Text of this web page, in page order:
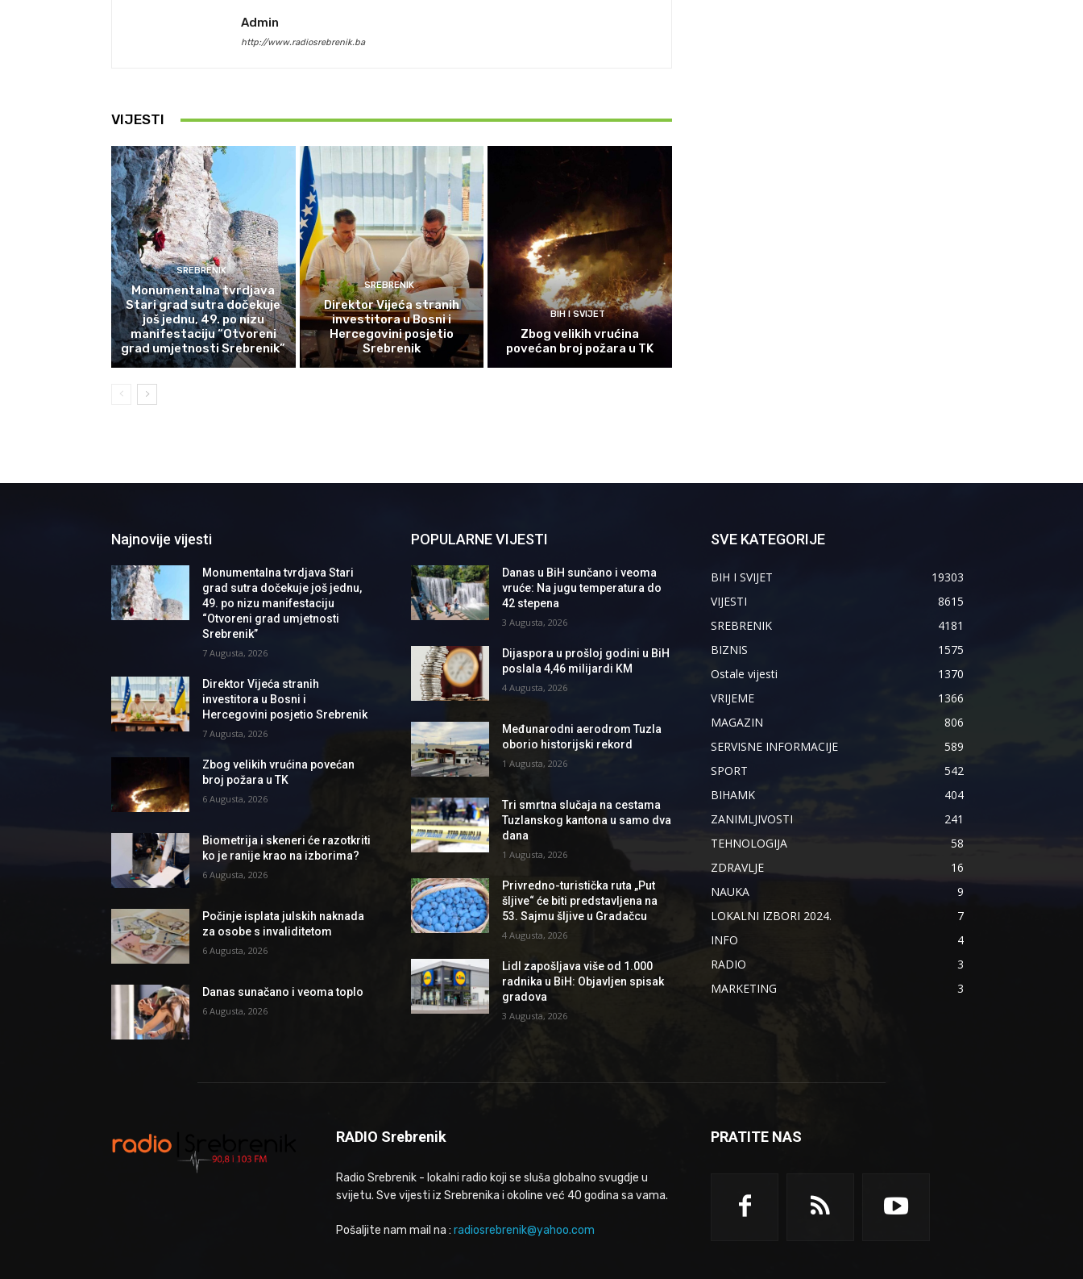
Admin
http://www.radiosrebrenik.ba
VIJESTI
SREBRENIK
Monumentalna tvrdjava
Stari grad sutra dočekuje
još jednu, 49. po nizu
manifestaciju “Otvoreni
grad umjetnosti Srebrenik”
SREBRENIK
Direktor Vijeća stranih
investitora u Bosni i
Hercegovini posjetio
Srebrenik
BIH I SVIJET
Zbog velikih vrućina
povećan broj požara u TK
Najnovije vijesti
Monumentalna tvrdjava Stari
grad sutra dočekuje još jednu,
49. po nizu manifestaciju
“Otvoreni grad umjetnosti
Srebrenik”
7 Augusta, 2026
Direktor Vijeća stranih
investitora u Bosni i
Hercegovini posjetio Srebrenik
7 Augusta, 2026
Zbog velikih vrućina povećan
broj požara u TK
6 Augusta, 2026
Biometrija i skeneri će razotkriti
ko je ranije krao na izborima?
6 Augusta, 2026
Počinje isplata julskih naknada
za osobe s invaliditetom
6 Augusta, 2026
Danas sunačano i veoma toplo
6 Augusta, 2026
POPULARNE VIJESTI
Danas u BiH sunčano i veoma
vruće: Na jugu temperatura do
42 stepena
3 Augusta, 2026
Dijaspora u prošloj godini u BiH
poslala 4,46 milijardi KM
4 Augusta, 2026
Međunarodni aerodrom Tuzla
oborio historijski rekord
1 Augusta, 2026
Tri smrtna slučaja na cestama
Tuzlanskog kantona u samo dva
dana
1 Augusta, 2026
Privredno-turistička ruta „Put
šljive“ će biti predstavljena na
53. Sajmu šljive u Gradačcu
4 Augusta, 2026
Lidl zapošljava više od 1.000
radnika u BiH: Objavljen spisak
gradova
3 Augusta, 2026
SVE KATEGORIJE
BIH I SVIJET
19303
VIJESTI
8615
SREBRENIK
4181
BIZNIS
1575
Ostale vijesti
1370
VRIJEME
1366
MAGAZIN
806
SERVISNE INFORMACIJE
589
SPORT
542
BIHAMK
404
ZANIMLJIVOSTI
241
TEHNOLOGIJA
58
ZDRAVLJE
16
NAUKA
9
LOKALNI IZBORI 2024.
7
INFO
4
RADIO
3
MARKETING
3
RADIO Srebrenik
Radio Srebrenik - lokalni radio koji se sluša globalno svugdje u
svijetu. Sve vijesti iz Srebrenika i okoline već 40 godina sa vama.
Pošaljite nam mail na : radiosrebrenik@yahoo.com
PRATITE NAS